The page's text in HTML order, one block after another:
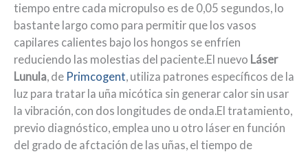
tiempo entre cada micropulso es de 0,05 segundos, lo
bastante largo como para permitir que los vasos
capilares calientes bajo los hongos se enfríen
reduciendo las molestias del paciente.El nuevo Láser
Lunula , de Primcogent , utiliza patrones específicos de la
luz para tratar la uña micótica sin generar calor sin usar
la vibración, con dos longitudes de onda.El tratamiento,
previo diagnóstico, emplea uno u otro láser en función
del grado de afctación de las uñas, el tiempo de